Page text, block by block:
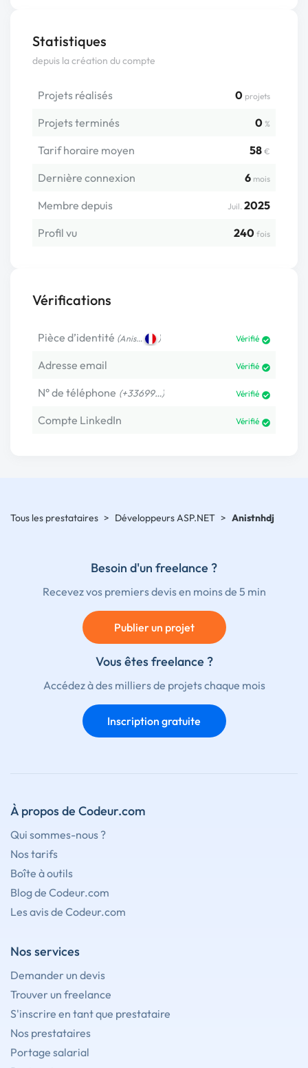
Statistiques
depuis la création du compte
Projets réalisés 0 projets
Projets terminés 0 %
Tarif horaire moyen 58 €
Dernière connexion 6 mois
Membre depuis Juil. 2025
Profil vu
240 fois
Vérifications
Pièce d’identité (Anis… ) Vérifié
Adresse email Vérifié
N° de téléphone (+33699…) Vérifié
Compte LinkedIn Vérifié
Tous les prestataires > Développeurs ASP.NET > Anistnhdj
Besoin d'un freelance ?
Recevez vos premiers devis en moins de 5 min
Publier un projet
Vous êtes freelance ?
Accédez à des milliers de projets chaque mois
Inscription gratuite
À propos de Codeur.com
Qui sommes-nous ?
Nos tarifs
Boîte à outils
Blog de Codeur.com
Les avis de Codeur.com
Nos services
Demander un devis
Trouver un freelance
S'inscrire en tant que prestataire
Nos prestataires
Portage salarial